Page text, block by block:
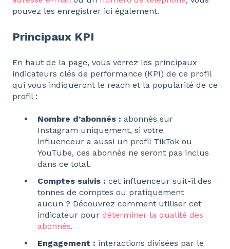
pouvez les enregistrer ici également.
Principaux KPI
En haut de la page, vous verrez les principaux
indicateurs clés de performance (KPI) de ce profil
qui vous indiqueront le reach et la popularité de ce
profil :
Nombre d’abonnés : abonnés sur
Instagram uniquement, si votre
influenceur a aussi un profil TikTok ou
YouTube, ces abonnés ne seront pas inclus
dans ce total.
Comptes suivis : cet influenceur suit-il des
tonnes de comptes ou pratiquement
aucun ? Découvrez comment utiliser cet
indicateur pour déterminer la qualité des
abonnés.
Engagement : interactions divisées par le